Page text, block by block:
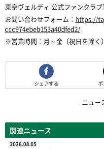
東京ヴェルディ 公式ファンクラ
お問い合わせフォーム： https://
ccc974ebeb153a40dfed2/
※営業時間：月～金（祝日を除く
シェアする
ニュー
関連ニュース
2026.08.05